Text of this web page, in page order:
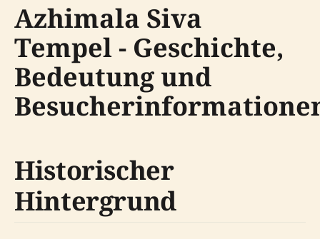
Azhimala Siva
Tempel - Geschichte,
Bedeutung und
Historischer
Hintergrund